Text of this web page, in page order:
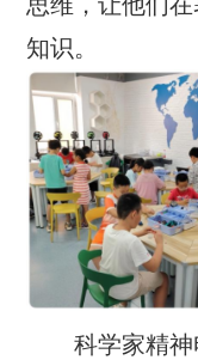
思维，让他们
知识。
科学家精